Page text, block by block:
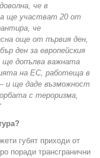
че в
ще участват 20 от
че
още от първия ден,
ден за европейския
ще допълва важната
на ЕС, работеща в
и ще даде възможност
с тероризма,
губят приходи от
поради трансгранични